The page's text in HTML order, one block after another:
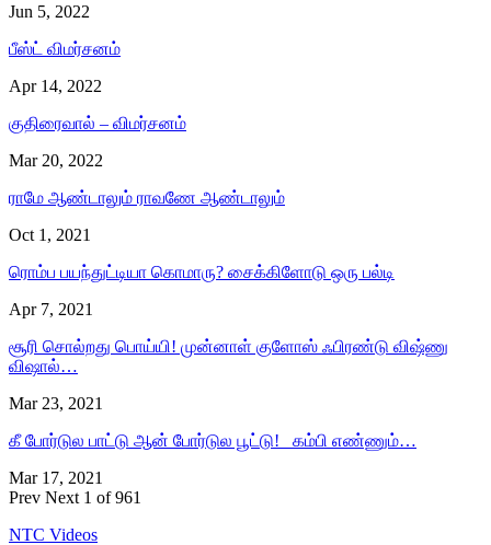
Jun 5, 2022
பீஸ்ட் விமர்சனம்
Apr 14, 2022
குதிரைவால் – விமர்சனம்
Mar 20, 2022
ராமே ஆண்டாலும் ராவணே ஆண்டாலும்
Oct 1, 2021
ரொம்ப பயந்துட்டியா கொமாரு? சைக்கிளோடு ஒரு பல்டி
Apr 7, 2021
சூரி சொல்றது பொய்யி! முன்னாள் குளோஸ் ஃபிரண்டு விஷ்ணு
விஷால்…
Mar 23, 2021
கீ போர்டுல பாட்டு ஆன் போர்டுல பூட்டு! கம்பி எண்ணும்…
Mar 17, 2021
Prev Next 1 of 961
NTC Videos